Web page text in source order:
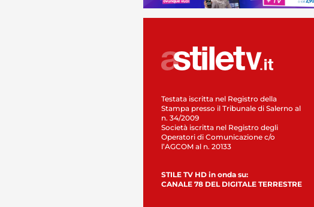
Testata iscritta nel Registro della
Stampa presso il Tribunale di Salerno al
n. 34/2009
Società iscritta nel Registro degli
Operatori di Comunicazione c/o
l’AGCOM al n. 20133
STILE TV HD in onda su:
CANALE 78 DEL DIGITALE TERRESTRE